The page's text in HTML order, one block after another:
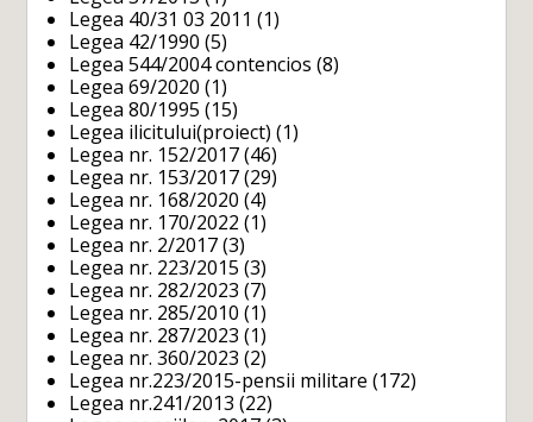
Legea 40/31 03 2011 (1)
Legea 42/1990 (5)
Legea 544/2004 contencios (8)
Legea 69/2020 (1)
Legea 80/1995 (15)
Legea ilicitului(proiect) (1)
Legea nr. 152/2017 (46)
Legea nr. 153/2017 (29)
Legea nr. 168/2020 (4)
Legea nr. 170/2022 (1)
Legea nr. 2/2017 (3)
Legea nr. 223/2015 (3)
Legea nr. 282/2023 (7)
Legea nr. 285/2010 (1)
Legea nr. 287/2023 (1)
Legea nr. 360/2023 (2)
Legea nr.223/2015-pensii militare (172)
Legea nr.241/2013 (22)